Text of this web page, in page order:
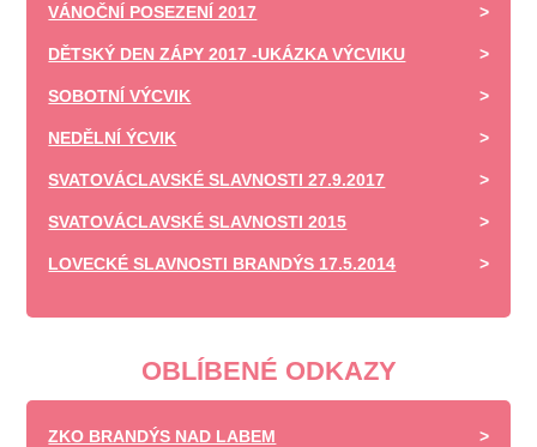
VÁNOČNÍ POSEZENÍ 2017
DĚTSKÝ DEN ZÁPY 2017 -UKÁZKA VÝCVIKU
SOBOTNÍ VÝCVIK
NEDĚLNÍ ÝCVIK
SVATOVÁCLAVSKÉ SLAVNOSTI 27.9.2017
SVATOVÁCLAVSKÉ SLAVNOSTI 2015
LOVECKÉ SLAVNOSTI BRANDÝS 17.5.2014
OBLÍBENÉ ODKAZY
ZKO BRANDÝS NAD LABEM